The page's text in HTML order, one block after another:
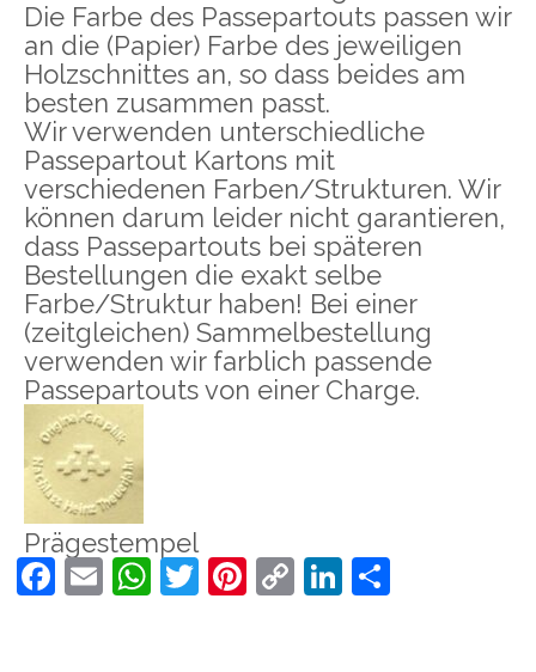
Die Farbe des Passepartouts passen wir
an die (Papier) Farbe des jeweiligen
Holzschnittes an, so dass beides am
besten zusammen passt.
Wir verwenden unterschiedliche
Passepartout Kartons mit
verschiedenen Farben/Strukturen. Wir
können darum leider nicht garantieren,
dass Passepartouts bei späteren
Bestellungen die exakt selbe
Farbe/Struktur haben! Bei einer
(zeitgleichen) Sammelbestellung
verwenden wir farblich passende
Passepartouts von einer Charge.
Prägestempel
Facebook
EmailWhatsApp
Twitter
Pinterest
CopyLinkedIn